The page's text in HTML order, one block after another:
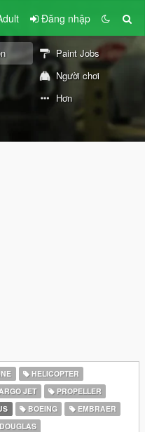
Đăng nhập
Paint Jobs
Người chơi
Hơn
HELICOPTER
JET
PROPELLER
BOEING
EMBRAER